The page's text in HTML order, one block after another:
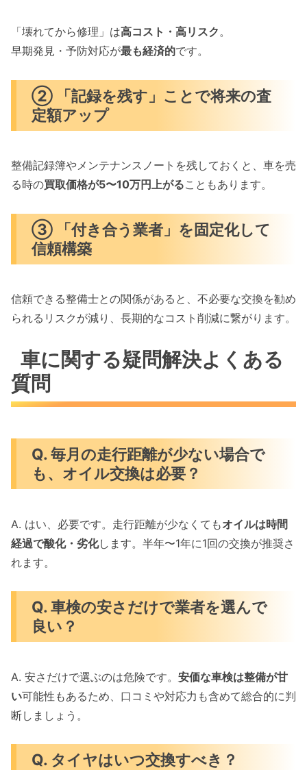
「壊れてから修理」は高コスト・高リスク。
早期発見・予防対応が最も経済的です。
② 「記録を残す」ことで将来の査
定額アップ
整備記録簿やメンテナンスノートを残しておくと、車を売
る時の買取価格が5〜10万円上がることもあります。
③ 「付き合う業者」を固定化して
信頼構築
信頼できる整備士との関係があると、不必要な交換を勧め
られるリスクが減り、長期的なコスト削減に繋がります。
車に関する疑問解決よくある
質問
Q. 毎月の走行距離が少ない場合で
も、オイル交換は必要？
A. はい、必要です。走行距離が少なくてもオイルは時間
経過で酸化・劣化します。半年〜1年に1回の交換が推奨さ
れます。
Q. 車検の安さだけで業者を選んで
良い？
A. 安さだけで選ぶのは危険です。 安価な車検は整備が甘
い可能性もあるため、口コミや対応力も含めて総合的に判
断しましょう。
Q. タイヤはいつ交換すべき？